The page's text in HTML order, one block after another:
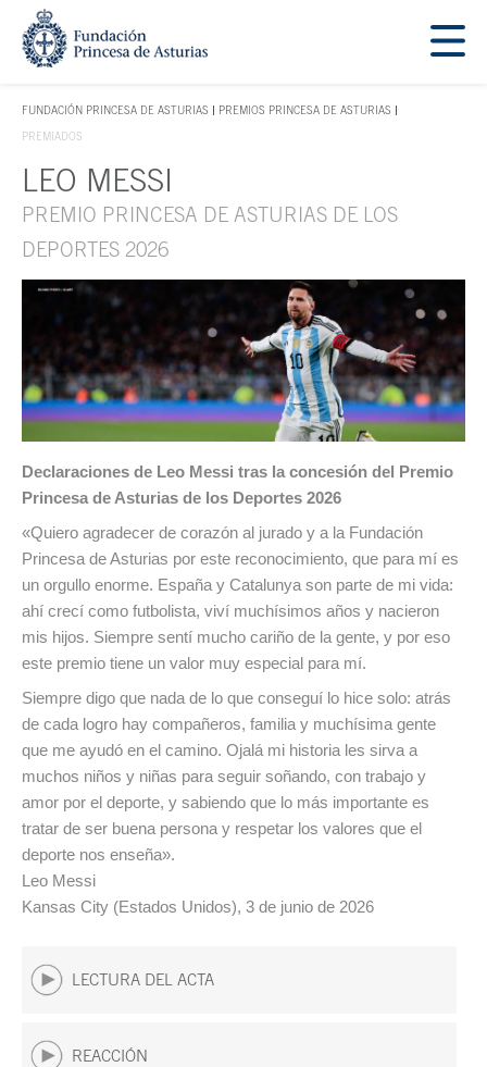
Saltar navegación. Ir directamente al contenido principal
FUNDACIÓN PRINCESA DE ASTURIAS
TECLA DE ACCESO 1
PREMIOS PRINCESA DE ASTURIAS
PREMIADOS
Contenido principal
LEO MESSI
PREMIO PRINCESA DE ASTURIAS DE LOS
DEPORTES 2026
Declaraciones de Leo Messi tras la concesión del Premio
Princesa de Asturias de los Deportes 2026
«Quiero agradecer de corazón al jurado y a la Fundación
Princesa de Asturias por este reconocimiento, que para mí es
un orgullo enorme. España y Catalunya son parte de mi vida:
ahí crecí como futbolista, viví muchísimos años y nacieron
mis hijos. Siempre sentí mucho cariño de la gente, y por eso
este premio tiene un valor muy especial para mí.
Siempre digo que nada de lo que conseguí lo hice solo: atrás
de cada logro hay compañeros, familia y muchísima gente
que me ayudó en el camino. Ojalá mi historia les sirva a
muchos niños y niñas para seguir soñando, con trabajo y
amor por el deporte, y sabiendo que lo más importante es
tratar de ser buena persona y respetar los valores que el
deporte nos enseña».
Leo Messi
Kansas City (Estados Unidos), 3 de junio de 2026
LECTURA DEL ACTA
REACCIÓN